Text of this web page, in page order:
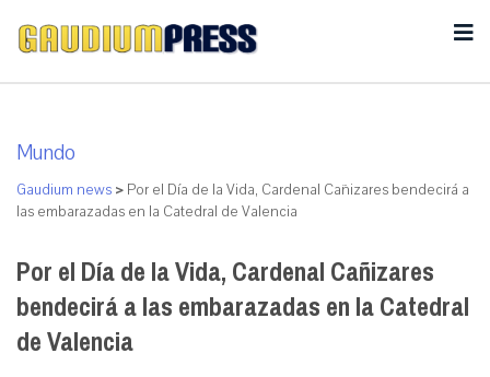
Mundo
Gaudium news > Por el Día de la Vida, Cardenal Cañizares bendecirá a
las embarazadas en la Catedral de Valencia
Por el Día de la Vida, Cardenal Cañizares
bendecirá a las embarazadas en la Catedral
de Valencia